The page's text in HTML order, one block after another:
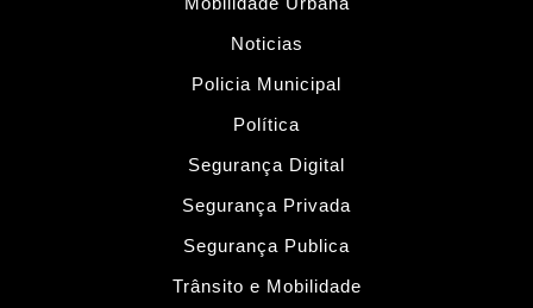
Noticias
Policia Municipal
Política
Segurança Digital
Segurança Privada
Segurança Publica
Trânsito e Mobilidade